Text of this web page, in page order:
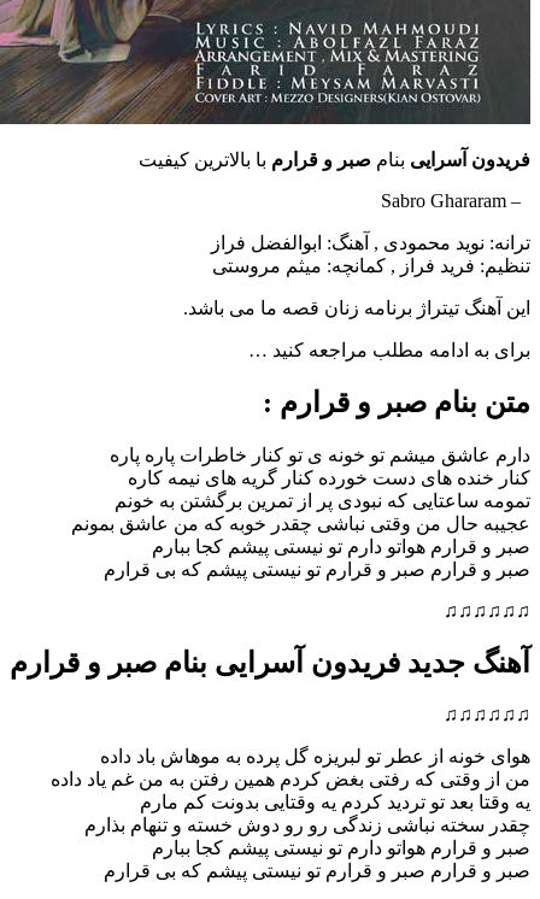
بنامصبر و قرارم با بالاترین کیفیت
محمودی , آهنگ: ابوالفضل فراز
فراز , کمانچه: میثم مروستی
تیتراژ برنامه زنان قصه ما می باشد.
ادامه مطلب مراجعه کنید …
صبر و قرارم :
میشم تو خونه ی تو کنار خاطرات پاره پاره
های دست خورده کنار گریه های نیمه کاره
که نبودی پر از تمرین برگشتن به خونم
من وقتی نباشی چقدر خوبه که من عاشق بمونم
هواتو دارم تو نیستی پیشم کجا ببارم
صبر و قرارم تو نیستی پیشم که بی قرارم
فریدون آسرایی بنام صبر و قرارم
از عطر تو لبریزه گل پرده به موهاش باد داده
که رفتی بغض کردم همین رفتن به من غم یاد داده
تو تردید کردم یه وقتایی بدونت کم مارم
نباشی زندگی رو رو دوش خسته و تنهام بذارم
هواتو دارم تو نیستی پیشم کجا ببارم
صبر و قرارم تو نیستی پیشم که بی قرارم